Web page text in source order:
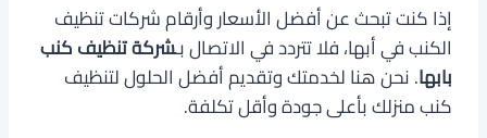
إذا كنت تبحث عن أفضل الأسعار وأرقام شركات تنظيف
الكنب في أبها، فلا تتردد في الاتصال بـشركة تنظيف كنب
بابها. نحن هنا لخدمتك وتقديم أفضل الحلول لتنظيف
كنب منزلك بأعلى جودة وأقل تكلفة.